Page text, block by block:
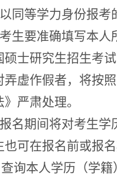
同等学力身份报考
生要准确填写本人
硕士研究生招生考
弄虚作假者，将按
严肃处理。
名期间将对考生
也可在报名前或报
询本人学历（学籍